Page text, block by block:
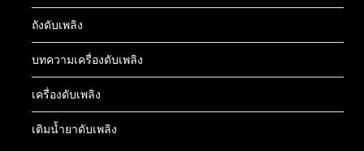
ถังดับเพลิง
บทความเครื่องดับเพลิง
เครื่องดับเพลิง
เติมน้ำยาดับเพลิง